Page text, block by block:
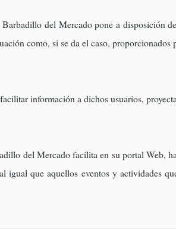
del Mercado pone a disposición
como, si se da el caso, proporcionados
información a dichos usuarios,
del Mercado facilita en su portal Web,
igual que aquellos eventos y actividades